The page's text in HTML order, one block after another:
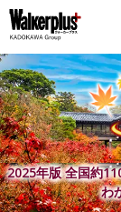
2025年版 全国約
わ